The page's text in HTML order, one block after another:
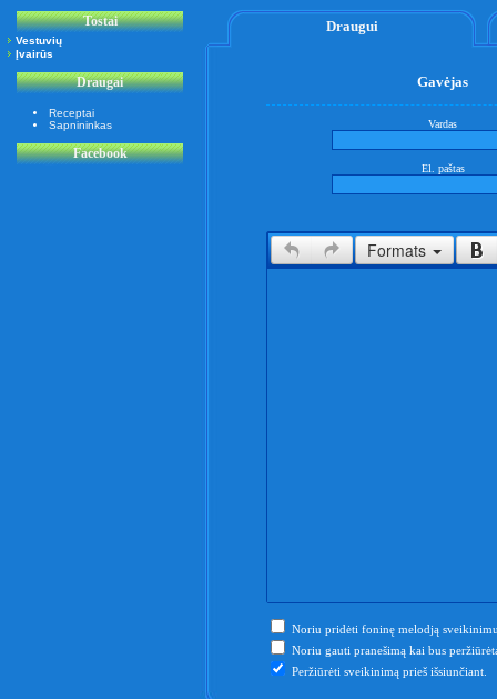
Tostai
Vestuvių
Įvairūs
Draugai
Receptai
Sapnininkas
Facebook
Draugui
Gavėjas
Vardas
El. paštas
Formats
Noriu pridėti foninę melodją
Noriu gauti pranešimą kai bus
Peržiūrėti sveikinimą prieš išsiunčiant.